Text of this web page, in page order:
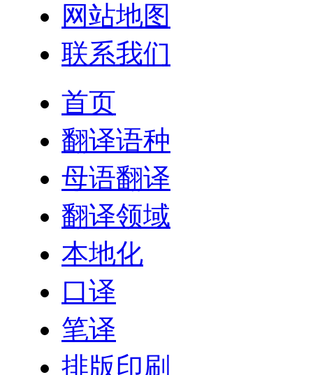
网站地图
联系我们
首页
翻译语种
母语翻译
翻译领域
本地化
口译
笔译
排版印刷